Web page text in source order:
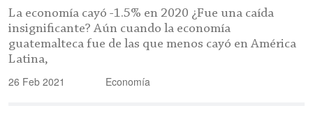
La economía cayó -1.5% en 2020 ¿Fue una caída
insignificante? Aún cuando la economía
guatemalteca fue de las que menos cayó en América
Latina,
26 Feb 2021 Economía